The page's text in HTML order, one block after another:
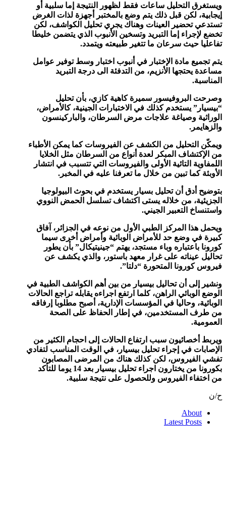
ويستغرق التحليل ساعات فقط لظهور النتيجة إما سلبية أو
إيجابية، لكن قبل ذلك يتم وضع بالمختبر أجهزة لذات الغرض
تستدعي تحضير العينات وهناك يجري تحليل الكواشف، لكن
تخضع لإجراء إما التبريد وتسخين الأنبوب الذي يتضمن خليطا
تفاعليا حيث سرعان ما تتغير طبيعته ويتمدد.
يتم تجميع مادة الإختبار في أنبوب اختبار وسط توفير عوامل
مساعدة يحتجها الأنزيم، من التدفئة الى درجة التبريد
المناسبة.
وصرحت البروفيسور سميرة كاهية كازي، بأن تحليل
“بيسيار” يستخدم كذلك في الاختبارات الجينية، كالأمراض،
الوراثية وصياغة علاجات مرض السرطان، والباركينسون
والزهايمر.
ويمكّن التحليل من الكشف عن الفيروسات كما يمكن الأطباء
من الإكتشاف المبكر لعدة أنواع من السرطان مثل الخلايا
اللمفاوية التائية الأولى والفيروسات التي تتسبب في انتشار
الأوبئة كما تبين من خلال ما تعرفنا عليه في المخبر.
بتوضيح أدق أن تحليل بسيار يستخدم في بحوث البيولوجيا
الجزيئية، من خلاله يستى اكتشاف تسلسل الحمض النووي
واستنساخ التعبير الجيني.
ويحمل هذا المركز الطبي الأول من نوعه في الجزائر، آفاق
كبيرة في وضع حد للأمراض الوبائية وأمراض أخرى سيما
كورونا باعتباره وباء مستجد، يهتم “جينيتيكال” بأن يطور
تحاليل عيناته على غرار معهد باستور، والذي يكشف عن
فيروس كورونا المتحورة “دلتا”.
ونشير إلى أن تحاليل بيسيار من بين أهم الكواشف الطبية في
الوضع الوبائي الراهن، كلما ارتفع اجراءه يقابله تراجع الحالات
الوبائية، وحاليا في المؤسسات الإدارية، أصبح مطلوبا إرفاقه
من طرف المستخدمين، في إطار الحفاظ على الصحة
العمومية.
ويربط أخصائيون سبب ارتفاع الحالات إلى احجام الكثير من
الإصابات في إجراء تحليل بيسيار، في الوقت المناسب لتفادي
تفشي الفيروس، لكن كذلك هناك من المرضى المصابون
بكورونا من يختارون اجراء تحليل بيسيار بعد 14 يوما للتأكد
من اختفاء الفيروس وللحصول على نتيجة سلبية.
ح/ن
About
Latest Posts